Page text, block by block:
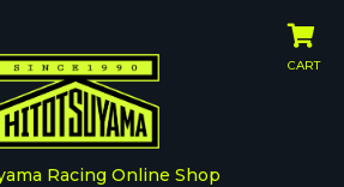
Racing Online Shop
CART